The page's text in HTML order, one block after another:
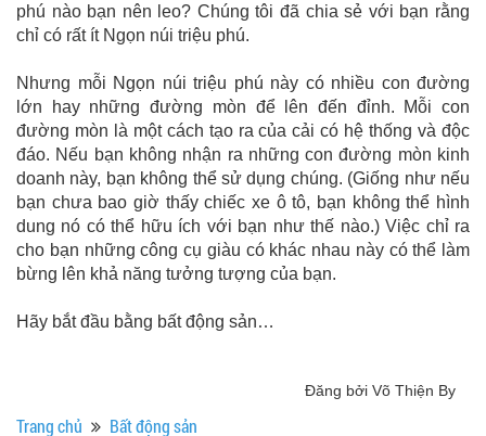
phú nào bạn nên leo? Chúng tôi đã chia sẻ với bạn rằng
chỉ có rất ít Ngọn núi triệu phú.
Nhưng mỗi Ngọn núi triệu phú này có nhiều con đường
lớn hay những đường mòn để lên đến đỉnh. Mỗi con
đường mòn là một cách tạo ra của cải có hệ thống và độc
đáo. Nếu bạn không nhận ra những con đường mòn kinh
doanh này, bạn không thể sử dụng chúng. (Giống như nếu
bạn chưa bao giờ thấy chiếc xe ô tô, bạn không thể hình
dung nó có thể hữu ích với bạn như thế nào.) Việc chỉ ra
cho bạn những công cụ giàu có khác nhau này có thể làm
bừng lên khả năng tưởng tượng của bạn.
Hãy bắt đầu bằng bất động sản…
Đăng bởi Võ Thiện By
Trang chủ Bất động sản